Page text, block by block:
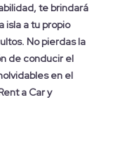
te brindará
isla a tu propio
No pierdas la
de conducir el
en el
a Car y